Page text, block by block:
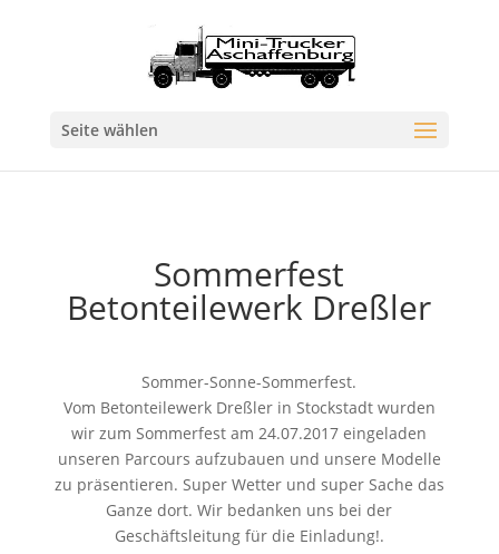
Seite wählen
Sommerfest
Betonteilewerk Dreßler
Sommer-Sonne-Sommerfest.
Vom Betonteilewerk Dreßler in Stockstadt wurden
wir zum Sommerfest am 24.07.2017 eingeladen
unseren Parcours aufzubauen und unsere Modelle
zu präsentieren. Super Wetter und super Sache das
Ganze dort. Wir bedanken uns bei der
Geschäftsleitung für die Einladung!.